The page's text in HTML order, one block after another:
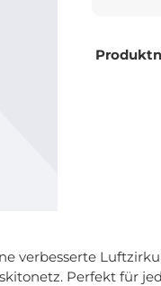
verbesserte
Perfekt für